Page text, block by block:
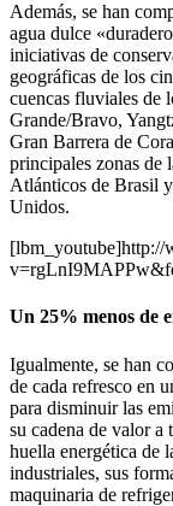
Además, se han
agua dulce
iniciativas de
geográficas de los
cuencas fluviales de
Grande/Bravo,
Gran Barrera de
principales zonas de
Atlánticos de Brasil
Unidos.
[lbm_youtube]http://
Un 25% menos de
Igualmente, se han
de cada refresco en
para disminuir las
su cadena de valor a
huella energética de
industriales, sus
maquinaria de